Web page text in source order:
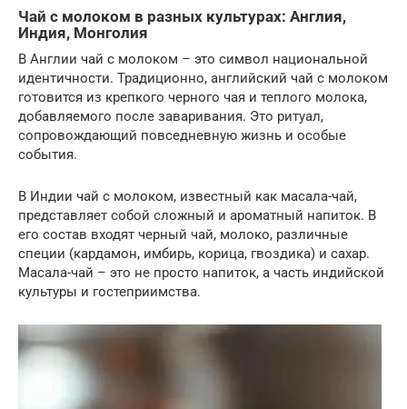
Чай с молоком в разных культурах: Англия,
Индия, Монголия
В Англии чай с молоком – это символ национальной
идентичности. Традиционно, английский чай с молоком
готовится из крепкого черного чая и теплого молока,
добавляемого после заваривания. Это ритуал,
сопровождающий повседневную жизнь и особые
события.
В Индии чай с молоком, известный как масала-чай,
представляет собой сложный и ароматный напиток. В
его состав входят черный чай, молоко, различные
специи (кардамон, имбирь, корица, гвоздика) и сахар.
Масала-чай – это не просто напиток, а часть индийской
культуры и гостеприимства.